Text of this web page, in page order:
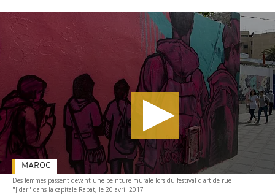
Des femmes passent devant une peinture murale lors du festival d'art de rue
"Jidar" dans la capitale Rabat, le 20 avril 2017
MAROC